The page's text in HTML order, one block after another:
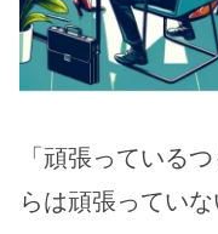
「頑張っている
らは頑張っていな